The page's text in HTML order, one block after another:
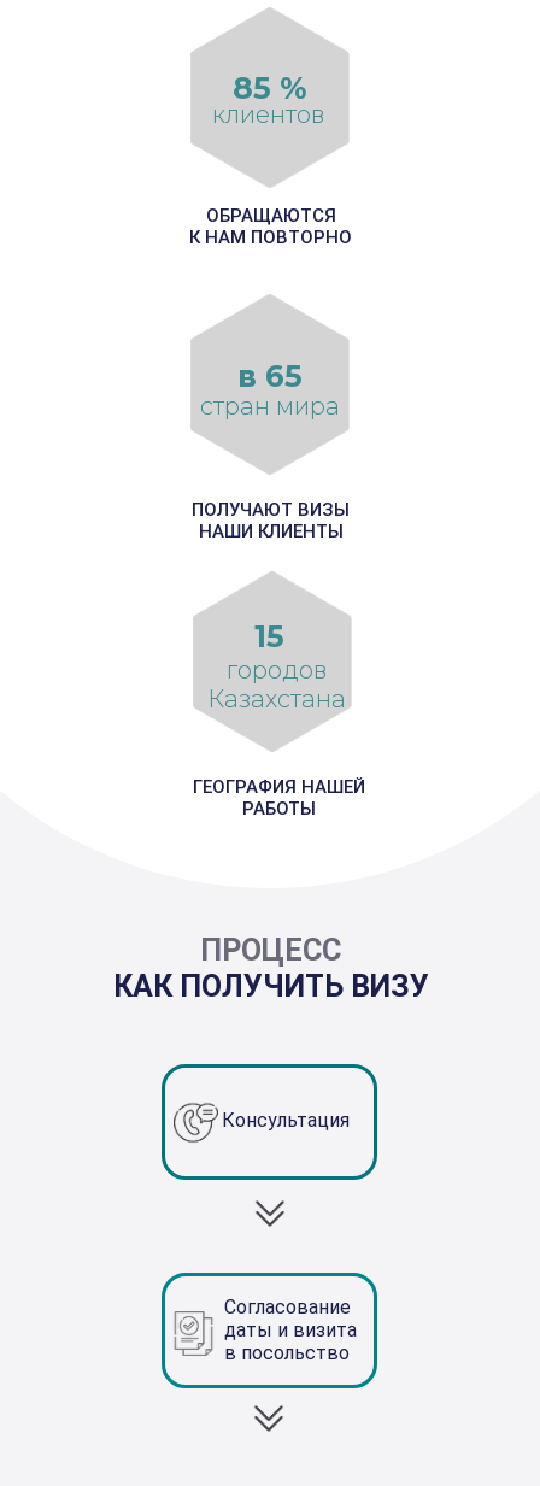
15
ГЕОГРАФИЯ НАШЕЙ
РАБОТЫ
городов
Казахстана
в 65
ОБРАЩАЮТСЯ
К НАМ ПОВТОРНО
ПОЛУЧАЮТ ВИЗЫ
НАШИ КЛИЕНТЫ
стран мира
клиентов
85 %
ПРОЦЕСС
КАК ПОЛУЧИТЬ ВИЗУ
Согласование
даты и визита
в посольство
Консультация